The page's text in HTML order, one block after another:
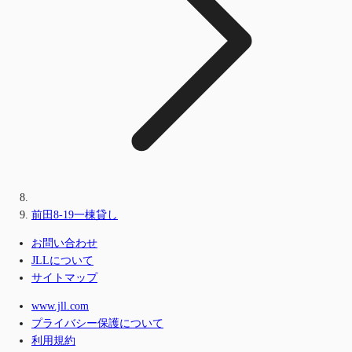
前田8-19一棟貸し
お問い合わせ
JLLについて
サイトマップ
www.jll.com
プライバシー保護について
利用規約